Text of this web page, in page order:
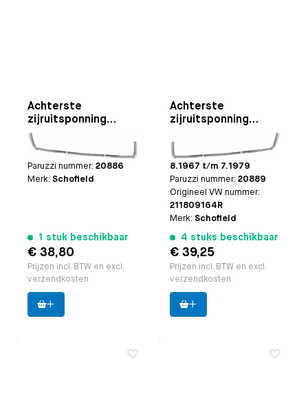
Achterste
zijruitsponning
reparatie onderzijde
links (3-delig)
Toepasbaar op
8.1967 t/m 7.1979
Paruzzi nummer: 20886
Merk: Schofield
1 stuk beschikbaar
€ 38,80
Prijzen incl. BTW en excl.
verzendkosten
Achterste
zijruitsponning
reparatie onderzijde
rechts (3-delig)
Toepasbaar op
8.1967 t/m 7.1979 | Bus
8.1967 t/m 7.1979
Paruzzi nummer:20889
Origineel VW nummer:
211809164R
Merk:Schofield
4 stuks beschikbaar
€ 39,25
Prijzen incl. BTW en excl.
verzendkosten